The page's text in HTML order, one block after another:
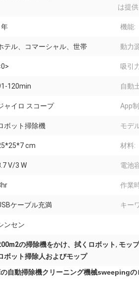
は提
年 機能:
テル、コマーシャル、世帯 動力
吸引
120min 自動
ャイロ スコープ App
ボット掃除機 モデ
cm 材料:
V/3 W 電池
作業
ケーブル充満 キー
ンセン
の掃除機をかけ、拭くロボット, モッ
ボット掃除人およびモップ
自動掃除機クリーニング機械sweeping